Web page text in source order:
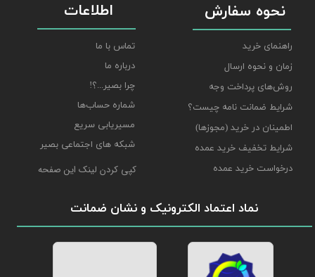
نحوه سفارش
راهنمای خرید
زمان و نحوه ارسال
روش‌های پرداخت وجه
شرایط ضمانت نامه چیست؟
اطمینان در خرید (مجوزها)
شرایط تخفیف خرید عمده
درخواست خرید عمده
نماد اعتماد الکترونیک و نشان ضمانت
اطلاعات
تماس با ما
درباره ما
چرا بصیر...؟!
شماره حساب‌ها
مسیریابی سریع
شبکه های اجتماعی بصیر
کپی کردن لینک این صفحه